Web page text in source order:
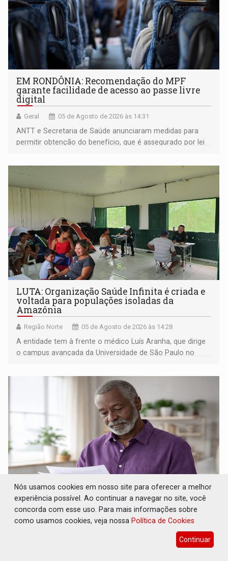
EM RONDÔNIA: Recomendação do MPF
garante facilidade de acesso ao passe livre
digital
Geral 05 de Agosto de 2026 às 14:31
ANTT e Secretaria de Saúde anunciaram medidas para
permitir obtenção do benefício, que é assegurado por lei
LUTA: Organização Saúde Infinita é criada e
voltada para populações isoladas da
Amazônia
Região Norte 05 de Agosto de 2026 às 14:28
A entidade tem à frente o médico Luís Aranha, que dirige
o campus avançada da Universidade de São Paulo no
NOVA MAMORÉ: Patrimônio do IPRENOM
cresce 95% e atinge R$ 136 milhões
IPRENOM encerra junho de 2026 com patrimônio de R$
Nós usamos cookies em nosso site para oferecer a melhor
experiência possível. Ao continuar a navegar no site, você
concorda com esse uso. Para mais informações sobre
como usamos cookies, veja nossa Política de Cookies
Continuar